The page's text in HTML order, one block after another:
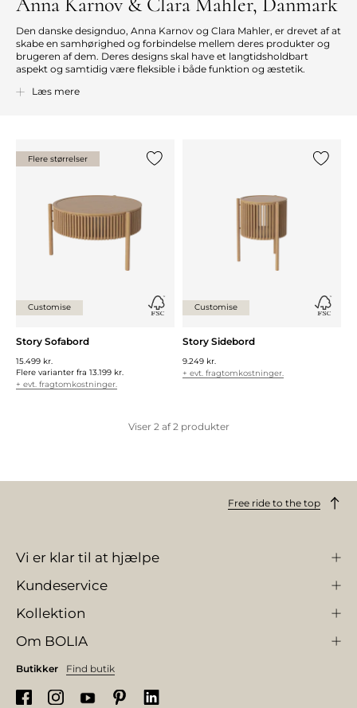
Den danske designduo, Anna Karnov og Clara Mahler, er drevet af at
skabe en samhørighed og forbindelse mellem deres produkter og
brugeren af dem. Deres designs skal have et langtidsholdbart
aspekt og samtidig være fleksible i både funktion og æstetik.
Designduoen bruger blandt andet tidens flygtighed og finhed som
netop dét er ideen bag hvert eneste design fra designduoens hånd.
Læs mere
Flere størrelser
Customise
Story Sofabord
15.499 kr.
Flere varianter fra 13.199 kr.
+ evt. fragtomkostninger.
Customise
Story Sidebord
9.249 kr.
+ evt. fragtomkostninger.
Viser 2 af 2 produkter
Free ride to the top
Vi er klar til at hjælpe
Kundeservice
Kollektion
Om BOLIA
Butikker Find butik